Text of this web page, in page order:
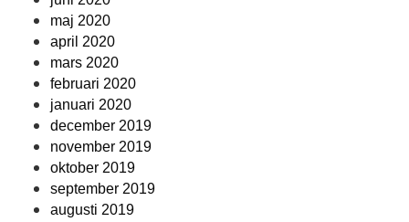
maj 2020
april 2020
mars 2020
februari 2020
januari 2020
december 2019
november 2019
oktober 2019
september 2019
augusti 2019